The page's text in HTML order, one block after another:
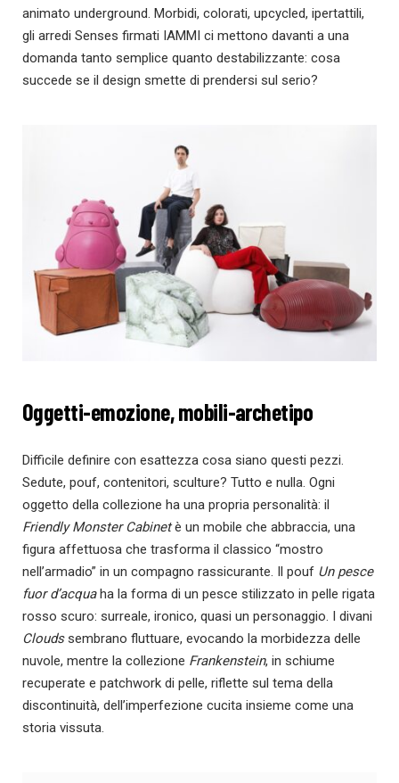
animato underground. Morbidi, colorati, upcycled, ipertattili,
gli arredi Senses firmati IAMMI ci mettono davanti a una
domanda tanto semplice quanto destabilizzante: cosa
succede se il design smette di prendersi sul serio?
Oggetti-emozione, mobili-archetipo
Difficile definire con esattezza cosa siano questi pezzi.
Sedute, pouf, contenitori, sculture? Tutto e nulla. Ogni
oggetto della collezione ha una propria personalità: il
Friendly Monster Cabinetè un mobile che abbraccia, una
figura affettuosa che trasforma il classico “mostro
nell’armadio” in un compagno rassicurante. Il pouf Un pesce
fuor d’acquaha la forma di un pesce stilizzato in pelle rigata
rosso scuro: surreale, ironico, quasi un personaggio. I divani
Cloudssembrano fluttuare, evocando la morbidezza delle
nuvole, mentre la collezione Frankenstein, in schiume
recuperate e patchwork di pelle, riflette sul tema della
discontinuità, dell’imperfezione cucita insieme come una
storia vissuta.